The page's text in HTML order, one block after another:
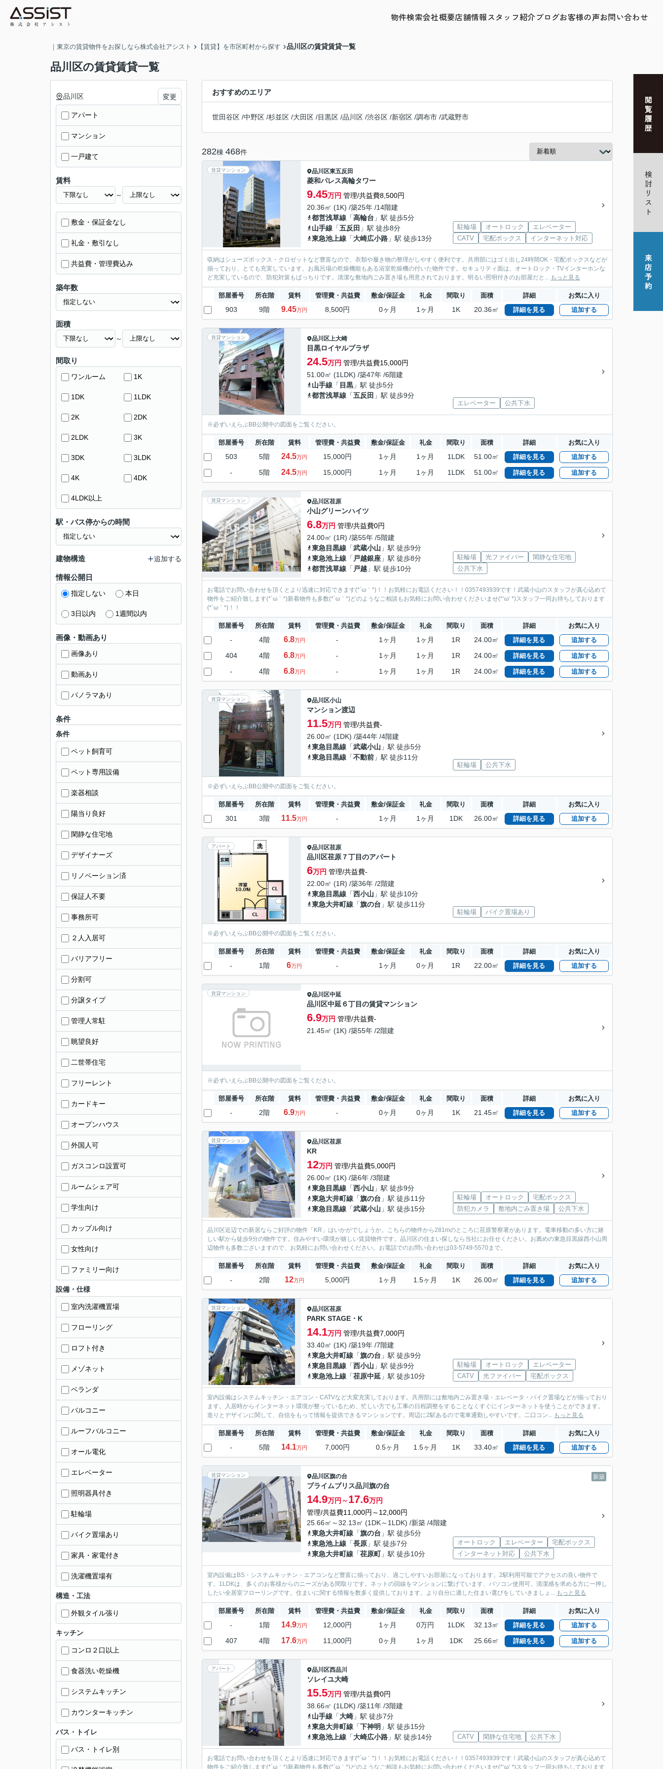
物件検索会社概要店舗情報スタッフ紹介ブログお客様の声お問い合わせ
｜東京の賃貸物件をお探しなら株式会社アシスト 【賃貸】を市区町村から探す 品川区の賃貸賃貸一覧
品川区の賃貸賃貸一覧
おすすめのエリア
世田谷区 /中野区 /杉並区 /大田区 /目黒区 /品川区 /渋谷区 /新宿区 /調布市 /武蔵野市
282棟 468件
賃貸マンション 品川区東五反田
菱和パレス高輪タワー
9.45万円 管理/共益費8,500円
20.36㎡ (1K) /築25年 /14階建
都営浅草線 「高輪台 」駅 徒歩5分
山手線 「五反田 」駅 徒歩8分
東急池上線 「大崎広小路 」駅 徒歩13分
駐輪場 オートロック
エレベーター
CATV
宅配ボックス インターネット対応
収納はシューズボックス・クロゼットなど豊富なので、衣類や履き物の整理がしやすく便利です。共用部にはゴミ出し24時間OK・宅配ボックスなどが
揃っており、とても充実しています。お風呂場の乾燥機能もある浴室乾燥機の付いた物件です。セキュリティ面は、オートロック・TVインターホンな
ど充実しているので、防犯対策もばっちりです。清潔な敷地内ごみ置き場も用意されております。明るい照明付きのお部屋だと... もっと見る
部屋番号 所在階 賃料 管理費・共益費 敷金/保証金 礼金 間取り 面積 詳細 お気に入り
903 9階 9.45万円 8,500円 0ヶ月 1ヶ月 1K 20.36㎡ 詳細を見る 追加する
賃貸マンション 品川区上大崎
目黒ロイヤルプラザ
24.5万円 管理/共益費15,000円
51.00㎡ (1LDK) /築47年 /6階建
山手線 「 目黒 」駅 徒歩5分
都営浅草線 「五反田 」駅 徒歩9分
エレベーター 公共下水
※必ずいえらぶBB公開中の図面をご覧ください。
部屋番号 所在階 賃料 管理費・共益費 敷金/保証金 礼金 間取り 面積 詳細 お気に入り
503 5階 24.5万円 15,000円 1ヶ月 1ヶ月 1LDK 51.00㎡ 詳細を見る 追加する
- 5階 24.5万円 15,000円 1ヶ月 1ヶ月 1LDK 51.00㎡ 詳細を見る 追加する
賃貸マンション 品川区荏原
小山グリーンハイツ
6.8万円 管理/共益費0円
24.00㎡ (1R) /築55年 /5階建
東急目黒線 「武蔵小山 」駅 徒歩9分
東急池上線 「 戸越銀座 」駅 徒歩8分
都営浅草線 「 戸越 」駅 徒歩10分
駐輪場 光ファイバー
閑静な住宅地
公共下水
お電話でお問い合わせを頂くとより迅速に対応できます(*´ω｀*)！！お気軽にお電話ください！！0357493939です！武蔵小山のスタッフが真心込めて
物件をご紹介致します(*´ω｀*)新着物件も多数(*´ω｀*)どのようなご相談もお気軽にお問い合わせくださいませ(*‘ω‘ *)スタッフ一同お待ちしております
(*´ω｀*)！！
部屋番号 所在階 賃料 管理費・共益費 敷金/保証金 礼金 間取り 面積 詳細 お気に入り
- 4階 6.8万円 - 1ヶ月 1ヶ月 1R 24.00㎡ 詳細を見る 追加する
404 4階 6.8万円 - 1ヶ月 1ヶ月 1R 24.00㎡ 詳細を見る 追加する
- 4階 6.8万円 - 1ヶ月 1ヶ月 1R 24.00㎡ 詳細を見る 追加する
賃貸マンション 品川区小山
マンション渡辺
11.5万円 管理/共益費-
26.00㎡ (1DK) /築44年 /4階建
東急目黒線 「武蔵小山 」駅 徒歩5分
東急目黒線 「不動前 」駅 徒歩11分
駐輪場 公共下水
※必ずいえらぶBB公開中の図面をご覧ください。
部屋番号 所在階 賃料 管理費・共益費 敷金/保証金 礼金 間取り 面積 詳細 お気に入り
301 3階 11.5万円 - 1ヶ月 1ヶ月 1DK 26.00㎡ 詳細を見る 追加する
アパート 品川区荏原
品川区荏原７丁目のアパート
6万円 管理/共益費-
22.00㎡ (1R) /築36年 /2階建
東急目黒線 「西小山 」駅 徒歩10分
東急大井町線 「旗の台 」駅 徒歩11分
駐輪場 バイク置場あり
※必ずいえらぶBB公開中の図面をご覧ください。
部屋番号 所在階 賃料 管理費・共益費 敷金/保証金 礼金 間取り 面積 詳細 お気に入り
- 1階 6万円 - 1ヶ月 0ヶ月 1R 22.00㎡ 詳細を見る 追加する
賃貸マンション 品川区中延
品川区中延６丁目の賃貸マンション
6.9万円 管理/共益費-
21.45㎡ (1K) /築55年 /2階建
※必ずいえらぶBB公開中の図面をご覧ください。
部屋番号 所在階 賃料 管理費・共益費 敷金/保証金 礼金 間取り 面積 詳細 お気に入り
- 2階 6.9万円 - 0ヶ月 0ヶ月 1K 21.45㎡ 詳細を見る 追加する
賃貸マンション 品川区荏原
KR
12万円 管理/共益費5,000円
26.00㎡ (1K) /築6年 /3階建
東急目黒線 「西小山 」駅 徒歩9分
東急大井町線 「旗の台 」駅 徒歩11分
東急目黒線 「武蔵小山 」駅 徒歩15分
駐輪場 オートロック
宅配ボックス
防犯カメラ
敷地内ごみ置き場 公共下水
品川区近辺での新居ならご好評の物件「KR」はいかがでしょうか。こちらの物件から281mのところに荏原警察署があります。電車移動の多い方に嬉
しい駅から徒歩9分の物件です。住みやすい環境が嬉しい賃貸物件です。品川区の住まい探しなら当社にお任せください。お薦めの東急目黒線西小山周
辺物件も多数ございますので、お気軽にお問い合わせください。お電話でのお問い合わせは03-5749-5570まで。
部屋番号 所在階 賃料 管理費・共益費 敷金/保証金 礼金 間取り 面積 詳細 お気に入り
- 2階 12万円 5,000円 1ヶ月 1.5ヶ月 1K 26.00㎡ 詳細を見る 追加する
賃貸マンション 品川区荏原
PARK STAGE・K
14.1万円 管理/共益費7,000円
33.40㎡ (1K) /築19年 /7階建
東急大井町線 「旗の台 」駅 徒歩9分
東急目黒線 「西小山 」駅 徒歩9分
東急池上線 「荏原中延 」駅 徒歩10分
駐輪場 オートロック
エレベーター
CATV
光ファイバー 宅配ボックス
室内設備はシステムキッチン・エアコン・CATVなど大変充実しております。共用部には敷地内ごみ置き場・エレベータ・バイク置場などが揃っており
ます。入居時からインターネット環境が整っているため、忙しい方でも工事の日程調整をすることなくすぐにインターネットを使うことができます。
造りとデザインに関して、自信をもって情報を提供できるマンションです。周辺に2駅あるので電車通勤しやすいです。二口コン... もっと見る
部屋番号 所在階 賃料 管理費・共益費 敷金/保証金 礼金 間取り 面積 詳細 お気に入り
- 5階 14.1万円 7,000円 0.5ヶ月 1.5ヶ月 1K 33.40㎡ 詳細を見る 追加する
賃貸マンション 新築
品川区旗の台
プライムブリス品川旗の台
14.9万円～17.6万円
管理/共益費11,000円～12,000円
25.66㎡～32.13㎡ (1DK～1LDK) /新築 /4階建
東急大井町線 「旗の台 」駅 徒歩5分
東急池上線 「長原 」駅 徒歩7分
東急大井町線 「荏原町」駅 徒歩10分
オートロック エレベーター
宅配ボックス
インターネット対応
公共下水
室内設備はBS・システムキッチン・エアコンなど豊富に揃っており、過ごしやすいお部屋になっております。2駅利用可能でアクセスの良い物件で
す。1LDKは、多くのお客様からのニーズがある間取りです。ネットの回線をマンションに繋げています、パソコン使用可。清潔感を求める方に一押し
したい全居室フローリングです。住まいに関する情報を数多く提供しております。より自分に適した住まい選びをしていきましょ... もっと見る
部屋番号 所在階 賃料 管理費・共益費 敷金/保証金 礼金 間取り 面積 詳細 お気に入り
- 1階 14.9万円 12,000円 1ヶ月 0万円 1LDK 32.13㎡ 詳細を見る 追加する
407 4階 17.6万円 11,000円 0ヶ月 1ヶ月 1DK 25.66㎡ 詳細を見る 追加する
アパート 品川区西品川
ソレイユ大崎
15.5万円 管理/共益費0円
38.66㎡ (1LDK) /築11年 /3階建
山手線 「大崎 」駅 徒歩7分
東急大井町線 「下神明 」駅 徒歩15分
東急池上線 「大崎広小路 」駅 徒歩14分 CATV 閑静な住宅地 公共下水
お電話でお問い合わせを頂くとより迅速に対応できます(*´ω｀*)！！お気軽にお電話ください！！0357493939です！武蔵小山のスタッフが真心込めて
物件をご紹介致します(*´ω｀*)新着物件も多数(*´ω｀*)どのようなご相談もお気軽にお問い合わせくださいませ(*‘ω‘ *)スタッフ一同お待ちしております
品川区 変更
アパート
マンション
一戸建て
賃料
～
敷金・保証金なし
礼金・敷引なし
共益費・管理費込み
築年数
面積
～
間取り
ワンルーム 1K
1DK 1LDK
2K 2DK
2LDK 3K
3DK 3LDK
4K 4DK
4LDK以上
駅・バス停からの時間
建物構造 追加する
情報公開日
指定しない 本日
3日以内 1週間以内
画像・動画あり
画像あり
動画あり
パノラマあり
条件
条件
ペット飼育可
ペット専用設備
楽器相談
陽当り良好
閑静な住宅地
デザイナーズ
リノベーション済
保証人不要
事務所可
２人入居可
バリアフリー
分割可
分譲タイプ
管理人常駐
眺望良好
二世帯住宅
フリーレント
カードキー
オープンハウス
外国人可
ガスコンロ設置可
ルームシェア可
学生向け
カップル向け
女性向け
ファミリー向け
設備・仕様
室内洗濯機置場
フローリング
ロフト付き
メゾネット
ベランダ
バルコニー
ルーフバルコニー
オール電化
エレベーター
照明器具付き
駐輪場
バイク置場あり
家具・家電付き
洗濯機置場有
構造・工法
外観タイル張り
キッチン
コンロ２口以上
食器洗い乾燥機
システムキッチン
カウンターキッチン
バス・トイレ
バス・トイレ別